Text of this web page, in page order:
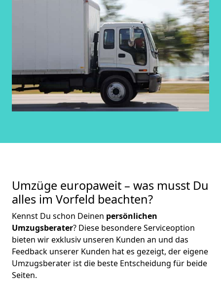
Umzüge europaweit – was musst Du
alles im Vorfeld beachten?
Kennst Du schon Deinen persönlichen
Umzugsberater? Diese besondere Serviceoption
bieten wir exklusiv unseren Kunden an und das
Feedback unserer Kunden hat es gezeigt, der eigene
Umzugsberater ist die beste Entscheidung für beide
Seiten.